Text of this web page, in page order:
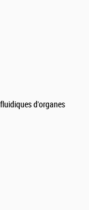
d'organes